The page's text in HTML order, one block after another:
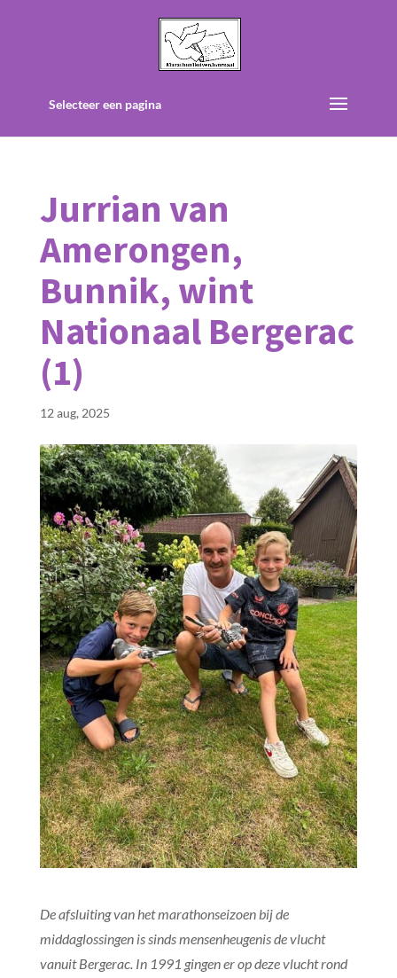
Selecteer een pagina
Jurrian van
Amerongen,
Bunnik, wint
Nationaal Bergerac
(1)
12 aug, 2025
De afsluiting van het marathonseizoen bij de
middaglossingen is sinds mensenheugenis de vlucht
vanuit Bergerac. In 1991 gingen er op deze vlucht rond